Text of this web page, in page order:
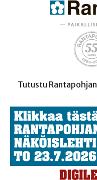
Tutustu